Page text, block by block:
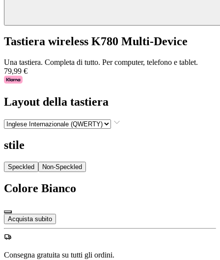
Tastiera wireless K780 Multi-Device
Una tastiera. Completa di tutto. Per computer, telefono e tablet.
79,99 €
Layout della tastiera
stile
Speckled Non-Speckled
Colore Bianco
Acquista subito
Consegna gratuita su tutti gli ordini.